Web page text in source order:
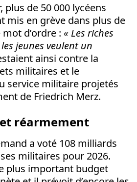
plus de 50 000 lycéens
mis en grève dans plus de
d’ordre : « Les riches
jeunes veulent un
ainsi contre la
militaires et le
service militaire projetés
de Friedrich Merz.
réarmement
a voté 108 milliards
militaires pour 2026.
plus important budget